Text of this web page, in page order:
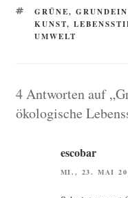
SCHLAGWÖRTER
GRÜNE,
KUNST,
UMWELT
4 Antworten auf
ökologische
escobar
MI., 23. MAI